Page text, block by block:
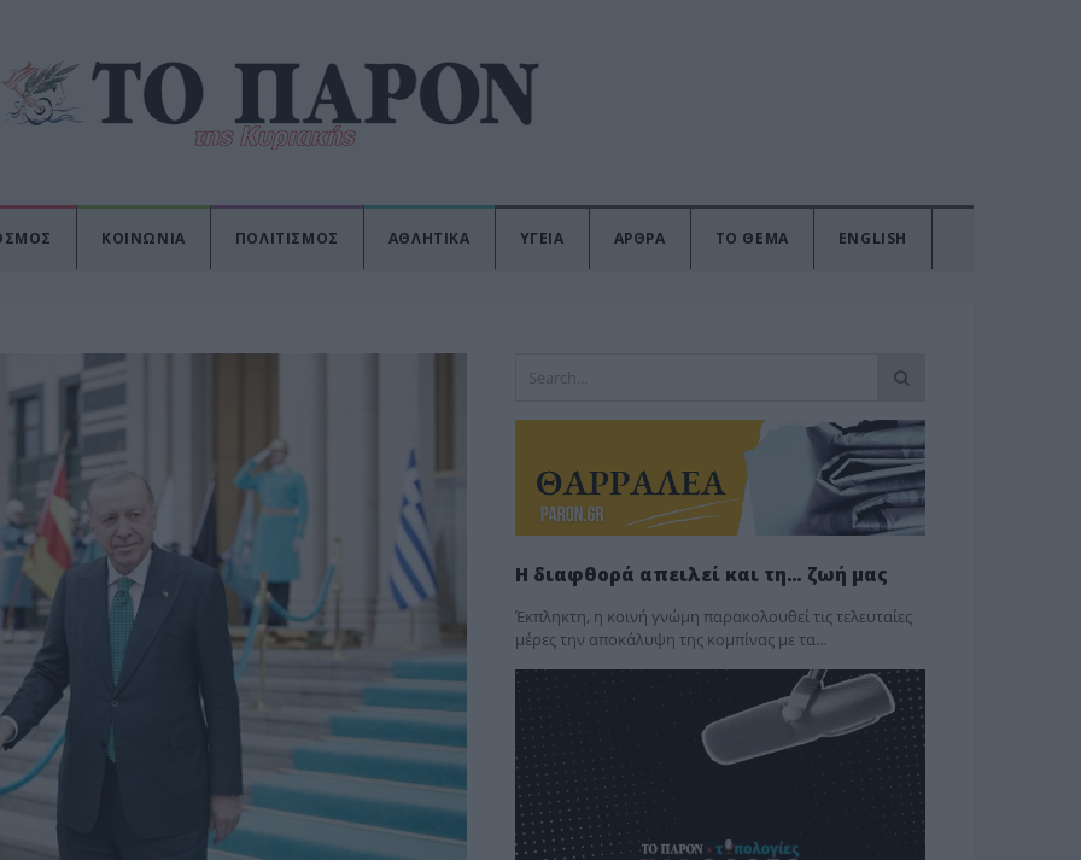
ΚΟΙΝΩΝΙΑ ΠΟΛΙΤΙΣΜΟΣ ΑΘΛΗΤΙΚΑ ΥΓΕΙΑ ΑΡΘΡΑ ΤΟ ΘΕΜΑ ENGLISH
Η διαφθορά απειλεί και τη… ζωή μας
Έκπληκτη, η κοινή γνώμη παρακολουθεί τις τελευταίες
μέρες την αποκάλυψη της κο­μπίνας με τα…